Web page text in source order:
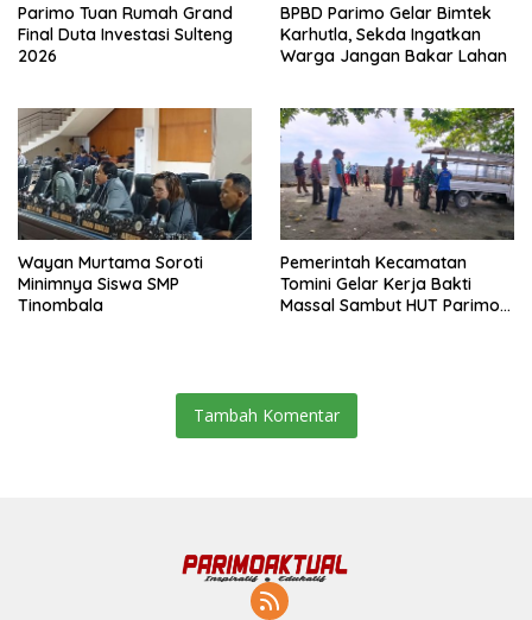
Parimo Tuan Rumah Grand
Final Duta Investasi Sulteng
2026
BPBD Parimo Gelar Bimtek
Karhutla, Sekda Ingatkan
Warga Jangan Bakar Lahan
Wayan Murtama Soroti
Minimnya Siswa SMP
Tinombala
Pemerintah Kecamatan
Tomini Gelar Kerja Bakti
Massal Sambut HUT Parimo
Tambah Komentar